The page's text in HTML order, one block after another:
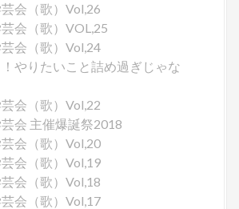
会（歌）Vol,26
会（歌）VOL,25
会（歌）Vol,24
やりたいこと詰め過ぎじゃな
会（歌）Vol,22
会 主催爆誕祭2018
会（歌）Vol,20
会（歌）Vol,19
会（歌）Vol,18
会（歌）Vol,17